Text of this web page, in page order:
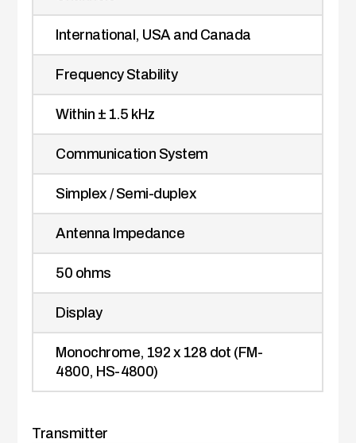
International, USA and Canada
Frequency Stability
Within ± 1.5 kHz
Communication System
Simplex / Semi-duplex
Antenna Impedance
50 ohms
Display
Monochrome, 192 x 128 dot (FM-
4800, HS-4800)
Transmitter